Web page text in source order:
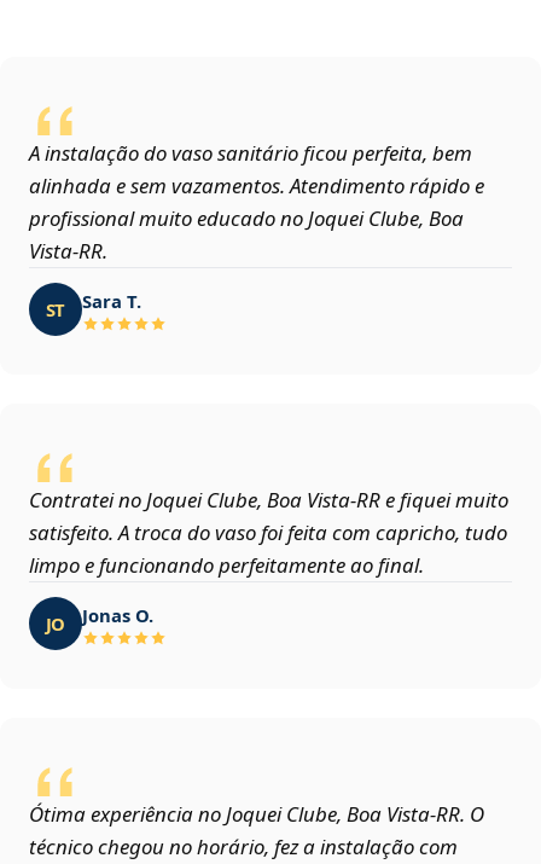
A instalação do vaso sanitário ficou perfeita, bem
alinhada e sem vazamentos. Atendimento rápido e
profissional muito educado no Joquei Clube, Boa
Vista‑RR.
ST Sara T.
Contratei no Joquei Clube, Boa Vista‑RR e fiquei muito
satisfeito. A troca do vaso foi feita com capricho, tudo
limpo e funcionando perfeitamente ao final.
JO Jonas O.
Ótima experiência no Joquei Clube, Boa Vista‑RR. O
técnico chegou no horário, fez a instalação com